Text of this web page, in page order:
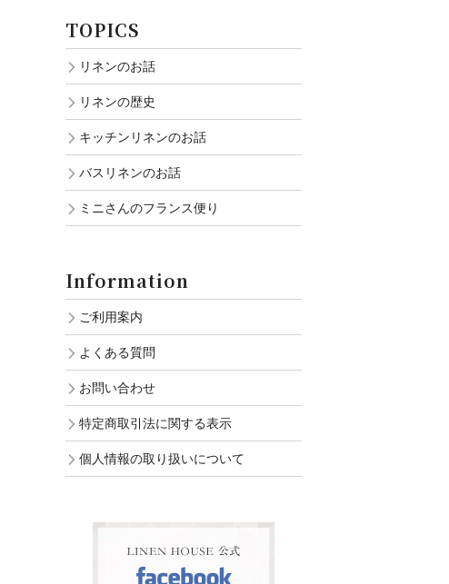
TOPICS
リネンのお話
リネンの歴史
キッチンリネンのお話
バスリネンのお話
ミニさんのフランス便り
Information
ご利用案内
よくある質問
お問い合わせ
特定商取引法に関する表示
個人情報の取り扱いについて